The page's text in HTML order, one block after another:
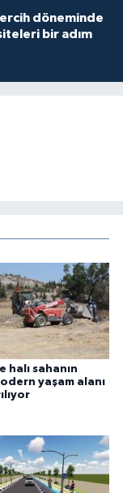
döneminde
bir adım
halı sahanın
yaşam alanı